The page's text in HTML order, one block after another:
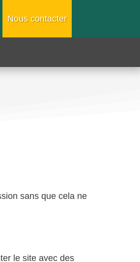
Nous contacter
sans que cela ne
le site avec des